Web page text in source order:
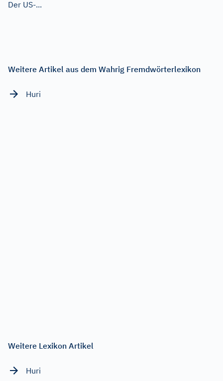
Der US-...
Weitere Artikel aus dem Wahrig Fremdwörterlexikon
Huri
Weitere Lexikon Artikel
Huri